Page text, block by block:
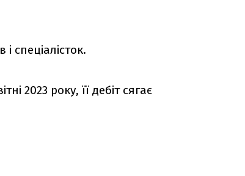
спеціалісток.
2023 року, її дебіт сягає